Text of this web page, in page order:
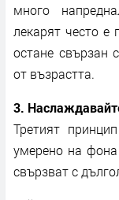
много
лекарят често е
остане свързан
от възрастта.
3.
Третият
умерено на фона
свързват с